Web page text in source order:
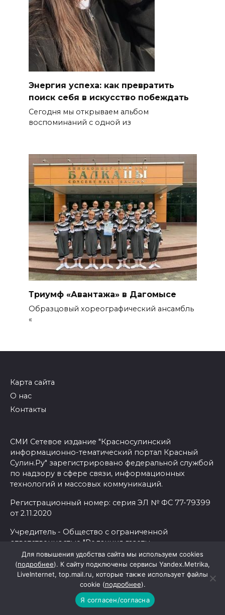
Энергия успеха: как превратить
поиск себя в искусство побеждать
Сегодня мы открываем альбом
воспоминаний с одной из
Триумф «Авантажа» в Дагомысе
Образцовый хореографический ансамбль
«
Карта сайта
О нас
Контакты
СМИ Сетевое издание "Красносулинский
информационно-тематический портал Красный
Сулин.Ру" зарегистрировано федеральной службой
по надзору в сфере связи, информационных
технологий и массовых коммуникаций.
Регистрационный номер: серия ЭЛ № ФС 77-79399
от 2.11.2020
Учредитель - Общество с ограниченной
ответственностью "Редакция газеты
"Красносулинский вестник".
Главный редактор Лариса Александровна
Для повышения удобства сайта мы используем cookies
(подробнее). К сайту подключены сервисы Yandex.Metrika,
LiveInternet, top.mail.ru, которые также использует файлы
cookie (подробнее).
Я согласен/согласна